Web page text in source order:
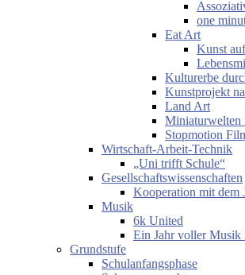
one
Eat Art
Kunst
Kulturerbe
Kunstprojekt
Land Art
Miniaturwelten
Stopmotion
Wirtschaft-Arbeit-Technik
„Uni trifft Schule“
Gesellschaftswissenschaften
Kooperation mit dem
Musik
6k United
Ein Jahr voller Musik
Grundstufe
Schulanfangsphase